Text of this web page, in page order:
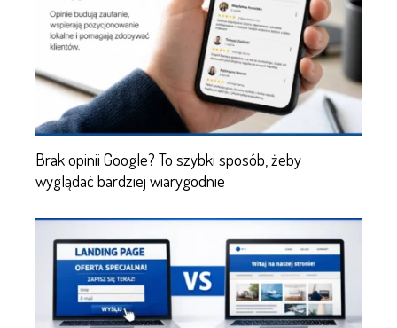
Brak opinii Google? To szybki sposób, żeby
wyglądać bardziej wiarygodnie